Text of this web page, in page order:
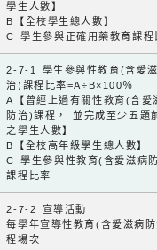
學生人數】
B【全校學生總人數】
C 學生參與正確用藥教育課程
2-7-1 學生參與性教育(含愛
治)課程比率=A÷B×100％
A【曾經上過有關性教育(含愛
防治)課程， 並完成至少五題
之學生人數】
B【全校高年級學生總人數】
C 學生參與性教育(含愛滋病
課程比率
2-7-2 宣導活動
每學年宣導性教育(含愛滋病
程場次